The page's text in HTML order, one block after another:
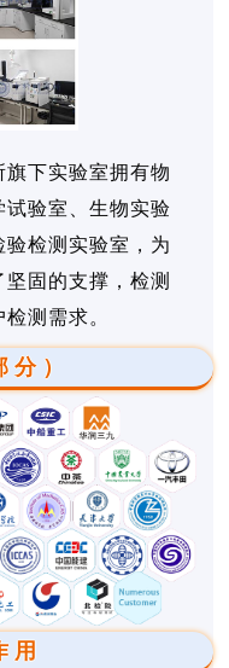
下实验室拥有物
验室、生物实验
检测实验室，为
固的支撑，检测
测需求。
分）
用